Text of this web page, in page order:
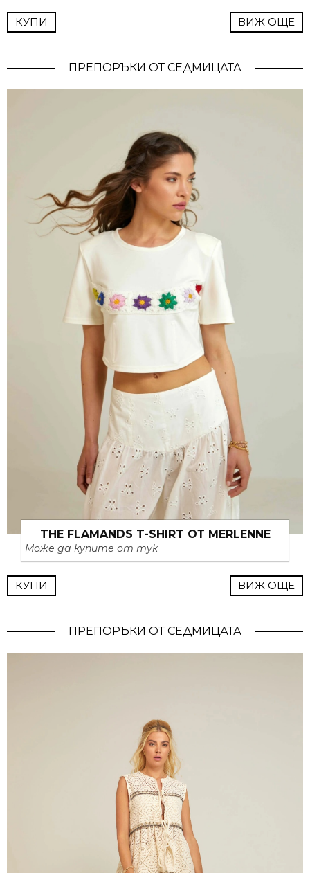
КУПИ ВИЖ ОЩЕ
ПРЕПОРЪКИ ОТ СЕДМИЦАТА
THE FLAMANDS T-SHIRT ОТ MERLENNE
Може да купите от тук
КУПИ ВИЖ ОЩЕ
ПРЕПОРЪКИ ОТ СЕДМИЦАТА